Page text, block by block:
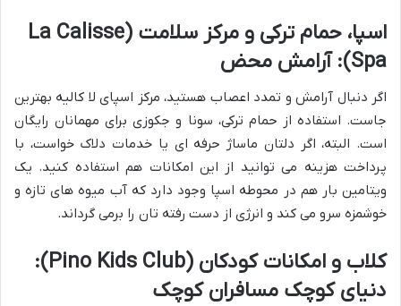
اسپا، حمام ترکی و مرکز سلامت (La Calisse
Spa): آرامش محض
اگر دنبال آرامش و تمدد اعصاب هستید، مرکز اسپای لا کالیه بهترین
جاست. استفاده از حمام ترکی، سونا و جکوزی برای مهمانان رایگان
است. البته، اگر دلتان ماساژ حرفه ای یا خدمات دلاک خواست، با
پرداخت هزینه می توانید از این امکانات هم استفاده کنید. یک
ویتامین بار هم در محوطه اسپا وجود دارد که آب میوه های تازه و
خوشمزه سرو می کند و انرژی از دست رفته تان را برمی گرداند.
کلاب و امکانات کودکان (Pino Kids Club):
دنیای کوچک مسافران کوچک